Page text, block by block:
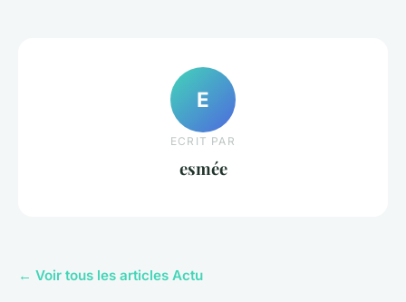
E
ECRIT PAR
esmée
← Voir tous les articles Actu